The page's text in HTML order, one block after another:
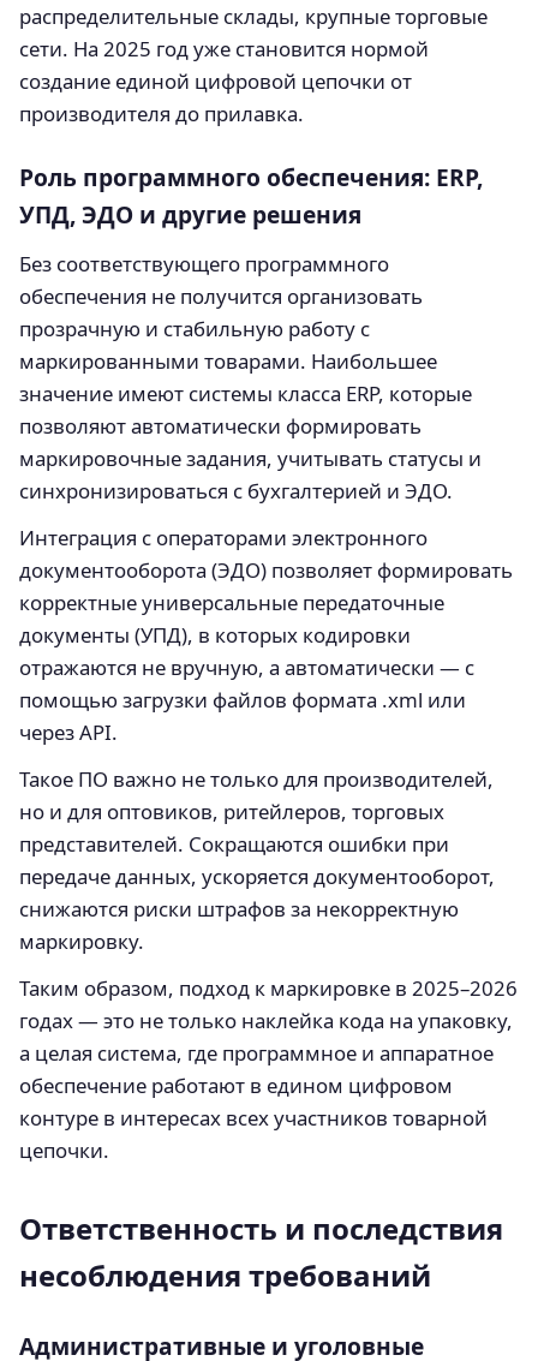
распределительные склады, крупные торговые
сети. На 2025 год уже становится нормой
создание единой цифровой цепочки от
производителя до прилавка.
Роль программного обеспечения: ERP,
УПД, ЭДО и другие решения
Без соответствующего программного
обеспечения не получится организовать
прозрачную и стабильную работу с
маркированными товарами. Наибольшее
значение имеют системы класса ERP, которые
позволяют автоматически формировать
маркировочные задания, учитывать статусы и
синхронизироваться с бухгалтерией и ЭДО.
Интеграция с операторами электронного
документооборота (ЭДО) позволяет формировать
корректные универсальные передаточные
документы (УПД), в которых кодировки
отражаются не вручную, а автоматически — с
помощью загрузки файлов формата .xml или
через API.
Такое ПО важно не только для производителей,
но и для оптовиков, ритейлеров, торговых
представителей. Сокращаются ошибки при
передаче данных, ускоряется документооборот,
снижаются риски штрафов за некорректную
маркировку.
Таким образом, подход к маркировке в 2025–2026
годах — это не только наклейка кода на упаковку,
а целая система, где программное и аппаратное
обеспечение работают в едином цифровом
контуре в интересах всех участников товарной
цепочки.
Ответственность и последствия
несоблюдения требований
Административные и уголовные